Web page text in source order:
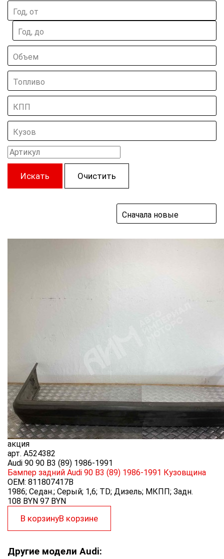
Год, от
Год, до
Объем
Топливо
КПП
Кузов
Искать Очистить
Сначала новые
акция
арт. A524382
Audi 90 90 B3 (89) 1986-1991
Бампер задний Audi 90 B3 (89) 1986-1991 Кузовщина
OEM: 811807417B
1986; Седан.; Серый; 1,6; TD; Дизель; МКПП; Задн.
108 BYN 97 BYN
В корзинуВ корзине
Другие модели Audi: